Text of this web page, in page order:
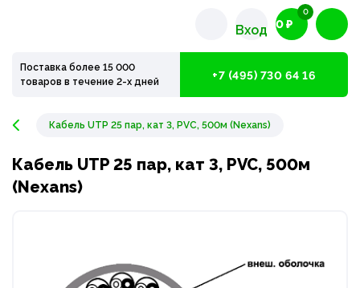
Вход 0 ₽
0
Поставка более 15 000
товаров в течение 2-х дней
+7 (495) 730 64 16
Кабель UTP 25 пар, кат 3, PVC, 500м (Nexans)
Кабель UTP 25 пар, кат 3, PVC, 500м
(Nexans)